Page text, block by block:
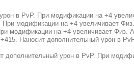
в PvP. При модификации на +4
модификации на +4 увеличивает
модификации на +4 увеличивает Физ.
Наносит дополнительный урон в
дополнительный урон в PvP. При